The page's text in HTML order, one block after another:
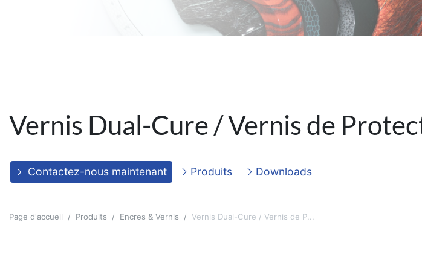
Vernis Dual-Cure / Vernis de
Contactez-nous maintenant Produits Downloads
Page d'accueil Produits Encres & Vernis Vernis Dual-Cure / Vernis de P...